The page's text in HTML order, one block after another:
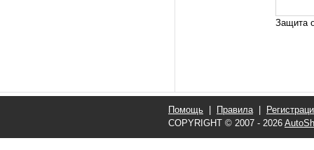
Защита
Помощь Правила|
COPYRIGHT © 2007 - 2026